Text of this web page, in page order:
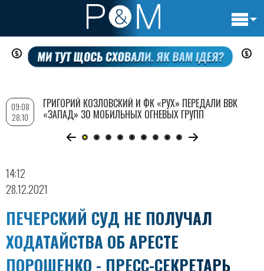
Перейти
содержанию
14:12
28.12.2021
ПЕЧЕРСКИЙ СУД НЕ ПОЛУЧАЛ
ХОДАТАЙСТВА ОБ АРЕСТЕ
ПОРОШЕНКО - ПРЕСС-СЕКРЕТАРЬ
09:08
28.10
ГРИГОРИЙ КОЗЛОВСКИЙ И ФК «РУХ» ПЕРЕДАЛИ ВВК
«ЗАПАД» 30 МОБИЛЬНЫХ ОГНЕВЫХ ГРУПП